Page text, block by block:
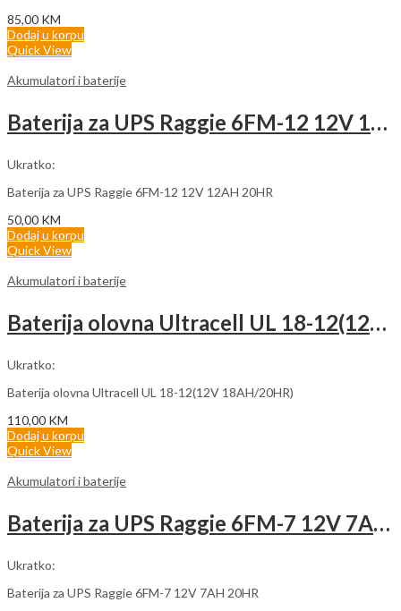
85,00 KM
Dodaj u korpu
Quick View
Akumulatori i baterije
Baterija za UPS Raggie 6FM-12 12V 12AH 20HR
Ukratko:
Baterija za UPS Raggie 6FM-12 12V 12AH 20HR
50,00 KM
Dodaj u korpu
Quick View
Akumulatori i baterije
Baterija olovna Ultracell UL 18-12(12V 18AH/20HR)
Ukratko:
Baterija olovna Ultracell UL 18-12(12V 18AH/20HR)
110,00 KM
Dodaj u korpu
Quick View
Akumulatori i baterije
Baterija za UPS Raggie 6FM-7 12V 7AH 20HR
Ukratko:
Baterija za UPS Raggie 6FM-7 12V 7AH 20HR